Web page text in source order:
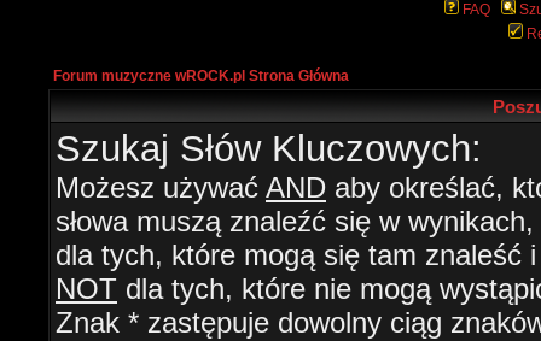
FAQ
Forum muzyczne wROCK.pl Strona Główna
Szukaj Słów Kluczowych:
Możesz używać AND aby określać,
słowa muszą znaleźć się w wynikach,
dla tych, które mogą się tam znaleść i
NOT dla tych, które nie mogą
Znak * zastępuje dowolny ciąg